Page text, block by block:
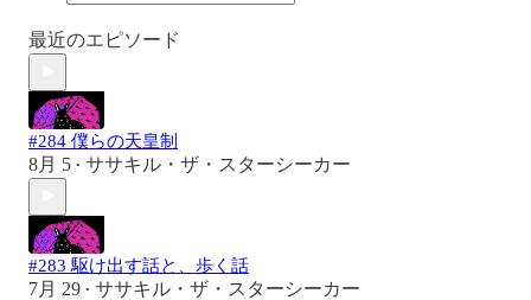
最近のエピソード
#284 僕らの天皇制
8月 5 • ササキル・ザ・スターシーカー
#283 駆け出す話と、歩く話
7月 29 • ササキル・ザ・スターシーカー